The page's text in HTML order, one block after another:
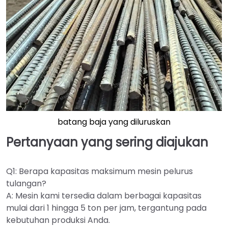
batang baja yang diluruskan
Pertanyaan yang sering diajukan
Q1: Berapa kapasitas maksimum mesin pelurus
tulangan?
A: Mesin kami tersedia dalam berbagai kapasitas
mulai dari 1 hingga 5 ton per jam, tergantung pada
kebutuhan produksi Anda.